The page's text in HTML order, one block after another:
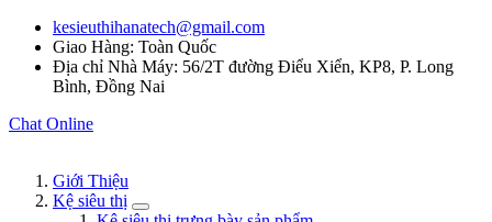
kesieuthihanatech@gmail.com
Giao Hàng: Toàn Quốc
Địa chỉ Nhà Máy: 56/2T đường Điểu Xiển, KP8, P. Long
Bình, Đồng Nai
Chat Online
Giới Thiệu
Kệ siêu thị